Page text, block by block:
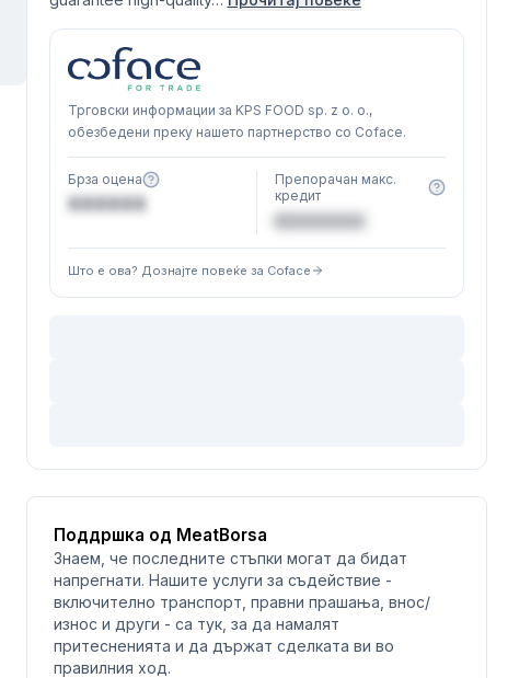
Трговски информации за KPS FOOD sp. z o. o.,
обезбедени преку нашето партнерство со Coface.
Брза оцена
XXXXXX
Препорачан макс.
кредит
Што е ова? Дознајте повеќе за Coface
Поддршка од MeatBorsa
Знаем, че последните стъпки могат да бидат
напрегнати. Нашите услуги за съдействие -
включително транспорт, правни прашања, внос/
износ и други - са тук, за да намалят
притесненията и да държат сделката ви во
правилния ход.